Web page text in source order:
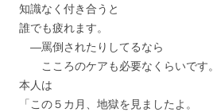
知識なく付き合うと
誰でも疲れます。
―罵倒されたりしてるなら
こころのケアも必要なくらいです。
本人は
「この５カ月、地獄を見ましたよ。